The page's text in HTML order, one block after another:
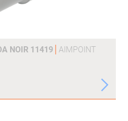
NOIR 11419 AIMPOINT